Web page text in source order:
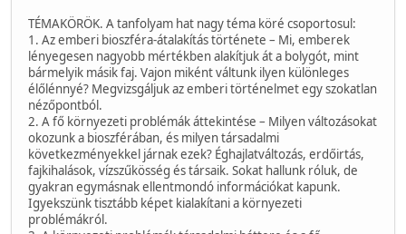
TÉMAKÖRÖK. A tanfolyam hat nagy téma köré csoportosul:
1. Az emberi bioszféra-átalakítás története – Mi, emberek
lényegesen nagyobb mértékben alakítjuk át a bolygót, mint
bármelyik másik faj. Vajon miként váltunk ilyen különleges
élőlénnyé? Megvizsgáljuk az emberi történelmet egy szokatlan
nézőpontból.
2. A fő környezeti problémák áttekintése – Milyen változásokat
okozunk a bioszférában, és milyen társadalmi
következményekkel járnak ezek? Éghajlatváltozás, erdőirtás,
fajkihalások, vízszűkösség és társaik. Sokat hallunk róluk, de
gyakran egymásnak ellentmondó információkat kapunk.
Igyekszünk tisztább képet kialakítani a környezeti
problémákról.